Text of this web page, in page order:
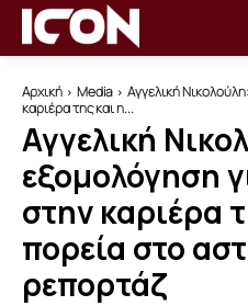
Αρχική Media
Αγγελική
καριέρα της και η...
Αγγελική
εξομολόγηση
στην καριέρα
πορεία στο
ρεπορτάζ